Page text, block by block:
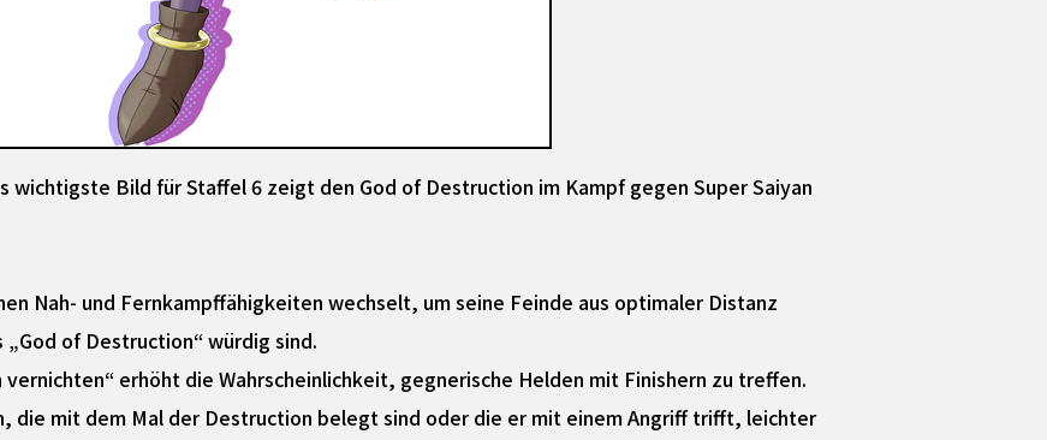
wichtigste Bild für Staffel 6 zeigt den God of Destruction im Kampf gegen Super Saiyan
Nah- und Fernkampffähigkeiten wechselt, um seine Feinde aus optimaler Distanz
of Destruction“ würdig sind.
erhöht die Wahrscheinlichkeit, gegnerische Helden mit Finishern zu treffen.
die mit dem Mal der Destruction belegt sind oder die er mit einem Angriff trifft, leichter